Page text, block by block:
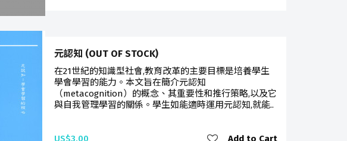
元認知 (OUT OF STOCK)
在21世紀的知識型社會,教育改革的主要目標是培養學生
學會學習的能力。本文旨在簡介元認知
（metacognition）的概念、其重要性和推行策略,以及它
與自我管理學習的關係。學生如能適時運用元認知,就能..
US$3.00 Add to Cart